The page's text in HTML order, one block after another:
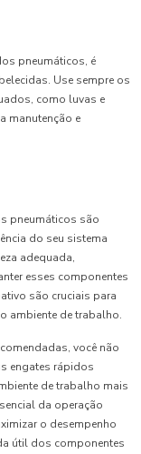
pneumáticos, é
Use sempre os
como luvas e
manutenção e
pneumáticos são
do seu sistema
adequada,
esses componentes
são cruciais para
ambiente de trabalho.
você não
engates rápidos
de trabalho mais
da operação
o desempenho
útil dos componentes